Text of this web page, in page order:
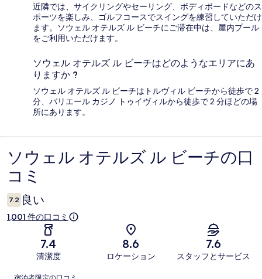
近隣では、サイクリングやセーリング、ボディボードなどのス
ポーツを楽しみ、ゴルフコースでスイングを練習していただけ
ます。ソウェル オテルズ ル ビーチにご滞在中は、屋内プール
をご利用いただけます。
ソウェル オテルズ ル ビーチはどのようなエリアにあ
りますか ?
ソウェル オテルズ ル ビーチはトルヴィル ビーチから徒歩で 2
分、バリエール カジノ トゥイヴィルから徒歩で 2 分ほどの場
所にあります。
口
コ
ミ
ソウェル オテルズ ル ビーチの口
コミ
7.2 良い
1,001 件の口コミ
7.4
清潔度
8.6
ロケーション
7.6
スタッフとサービス
口